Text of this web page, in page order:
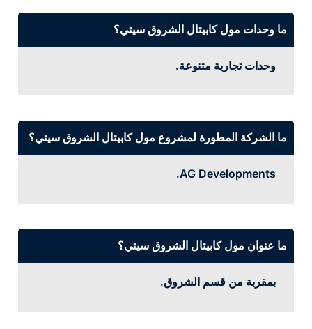
ما وحدات مول كابيتال الشروق سيتي؟
وحدات تجارية متنوعة.
ما الشركة المطورة لمشروع مول كابيتال الشروق سيتي؟
AG Developments.
ما عنوان مول كابيتال الشروق سيتي؟
بمقربة من قسم الشروق.